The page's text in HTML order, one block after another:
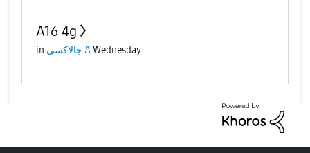
A16 4g
in جالاكسى AWednesday